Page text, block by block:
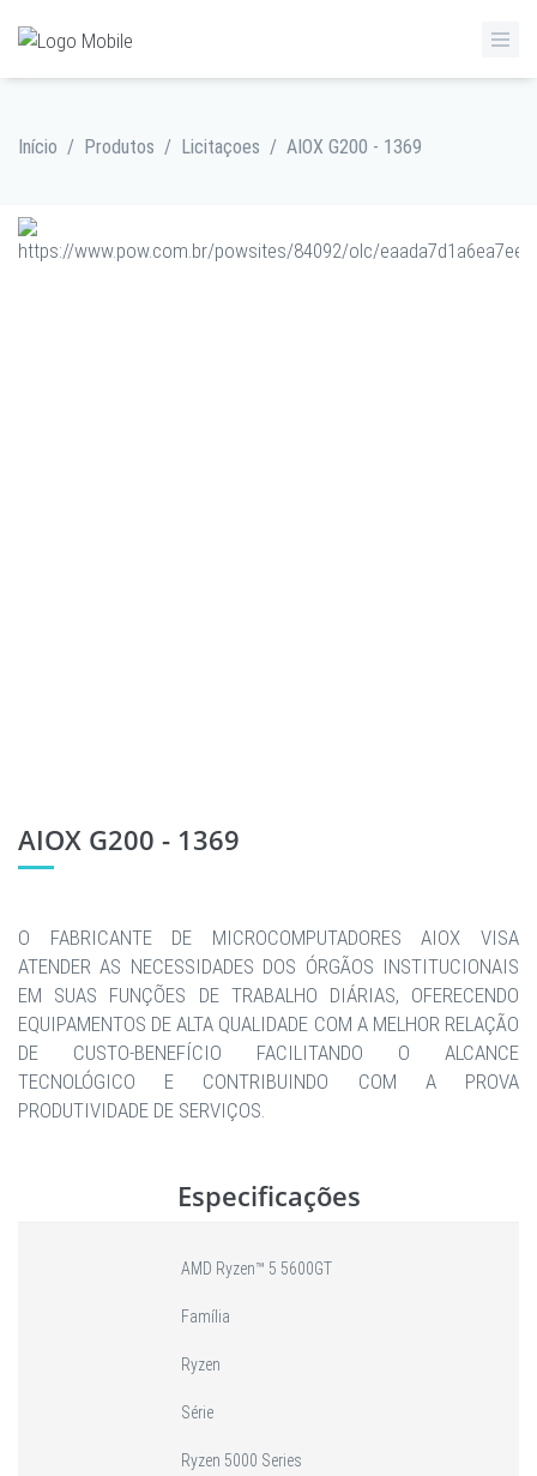
Início / Produtos / Licitaçoes / AIOX G200 - 1369
AIOX G200 - 1369
O FABRICANTE DE MICROCOMPUTADORES AIOX VISA
ATENDER AS NECESSIDADES DOS ÓRGÃOS INSTITUCIONAIS
EM SUAS FUNÇÕES DE TRABALHO DIÁRIAS, OFERECENDO
EQUIPAMENTOS DE ALTA QUALIDADE COM A MELHOR RELAÇÃO
DE CUSTO-BENEFÍCIO FACILITANDO O ALCANCE
TECNOLÓGICO E CONTRIBUINDO COM A PROVA
PRODUTIVIDADE DE SERVIÇOS.
Especificações
AMD Ryzen™ 5 5600GT
Família
Ryzen
Série
Ryzen 5000 Series